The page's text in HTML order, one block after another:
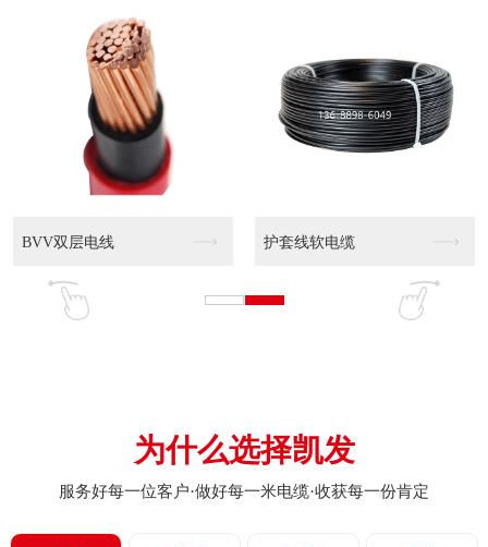
WDZ-YJY 0.... WDZ-YJY 0....
为什么选择凯发
服务好每一位客户·做好每一米电缆·收获每一份肯定